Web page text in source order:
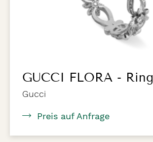
GUCCI FLORA - Ring
Gucci
Preis auf Anfrage